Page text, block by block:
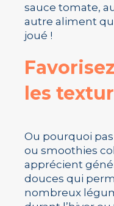
sauce tomate,
autre aliment
joué !
les
Ou pourquoi
ou smoothies
apprécient
douces qui
nombreux